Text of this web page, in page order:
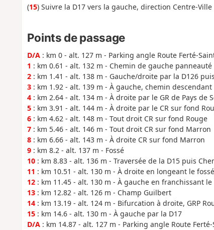
(15) Suivre la D17 vers la gauche, direction Centre-
Points de passage
D/A: km 0 - alt. 127 m - Parking angle Route Ferté-
1 : km 0.61 - alt. 132 m - Chemin de gauche panneauté
2: km 1.41 - alt. 138 m - Gauche/droite par la D126
3: km 1.92 - alt. 139 m - À gauche, chemin descendant
4: km 2.64 - alt. 134 m - À droite par le GR de Pays de
5: km 3.91 - alt. 144 m - À droite par le CR sur fond
6: km 4.62 - alt. 148 m - Tout droit CR sur fond Rouge
7: km 5.46 - alt. 146 m - Tout droit CR sur fond Marron
8: km 6.66 - alt. 143 m - À droite CR sur fond Marron
9: km 8.2 - alt. 137 m - Fossé
10: km 8.83 - alt. 136 m - Traversée de la D15 puis
11 : km 10.51 - alt. 130 m - À droite en longeant le fossé
12: km 11.45 - alt. 130 m - À gauche en franchissant le
13: km 12.82 - alt. 126 m - Champ Guilbert
14: km 13.19 - alt. 124 m - Bifurcation à droite, GRP
15: km 14.6 - alt. 130 m - À gauche par la D17
D/A: km 14.87 - alt. 127 m - Parking angle Route